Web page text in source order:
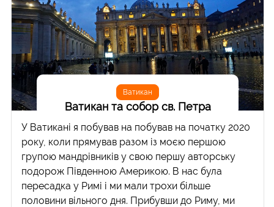
Ватикан
Ватикан та собор св. Петра
У Ватикані я побував на побував на початку 2020
року, коли прямував разом із моєю першою
групою мандрівників у свою першу авторську
подорож Південною Америкою. В нас була
пересадка у Римі і ми мали трохи більше
половини вільного дня. Прибувши до Риму, ми